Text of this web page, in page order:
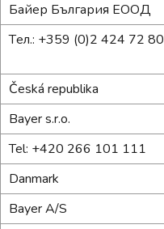
Байер България ЕООД
Tел.: +359 (0)2 424 72 80
Česká republika
Bayer s.r.o.
Tel: +420 266 101 111
Danmark
Bayer A/S